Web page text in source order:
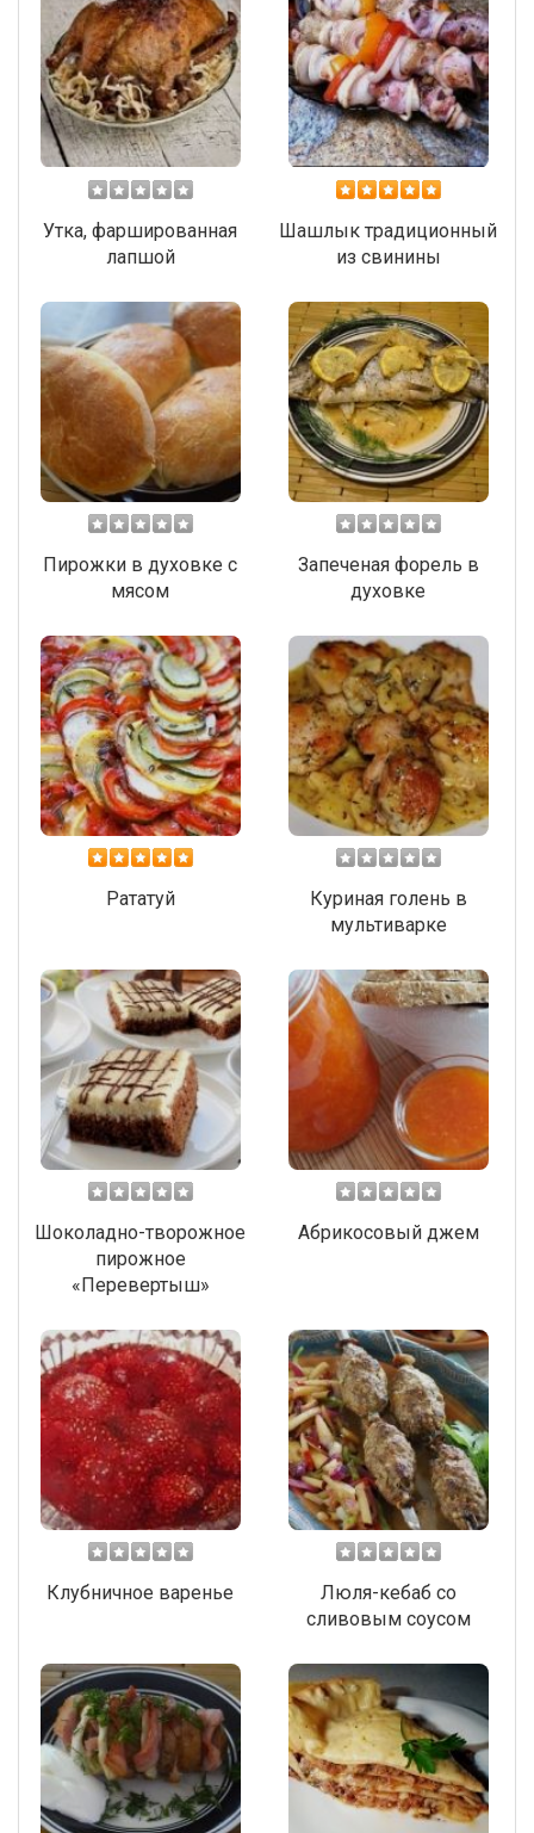
Утка, фаршированная
лапшой
Шашлык традиционный
из свинины
Пирожки в духовке с
мясом
Запеченая форель в
духовке
Рататуй
Куриная голень в
мультиварке
Шоколадно-творожное
пирожное
«Перевертыш»
Абрикосовый джем
Клубничное варенье
Люля-кебаб со
сливовым соусом